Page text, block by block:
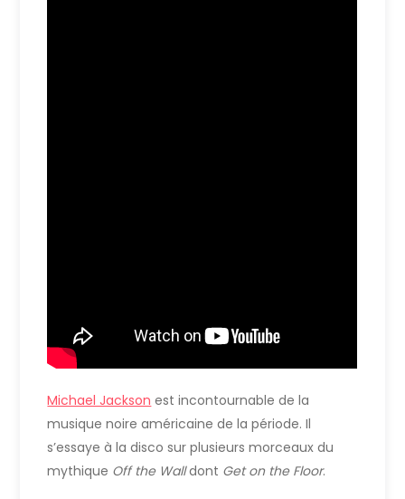
Michael Jackson est incontournable de la
musique noire américaine de la période. Il
s’essaye à la disco sur plusieurs morceaux du
mythique Off the Walldont Get on the Floor.